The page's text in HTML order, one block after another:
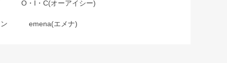
O・I・C(オーアイシー)
emena(エメナ)